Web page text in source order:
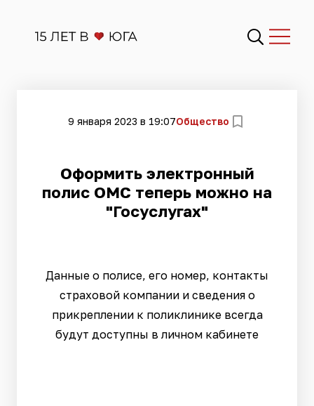
9 января 2023 в 19:07Общество
​Оформить электронный
полис ОМС теперь можно на
"Госуслугах"
Данные о полисе, его номер, контакты
страховой компании и сведения о
прикреплении к поликлинике всегда
будут доступны в личном кабинете